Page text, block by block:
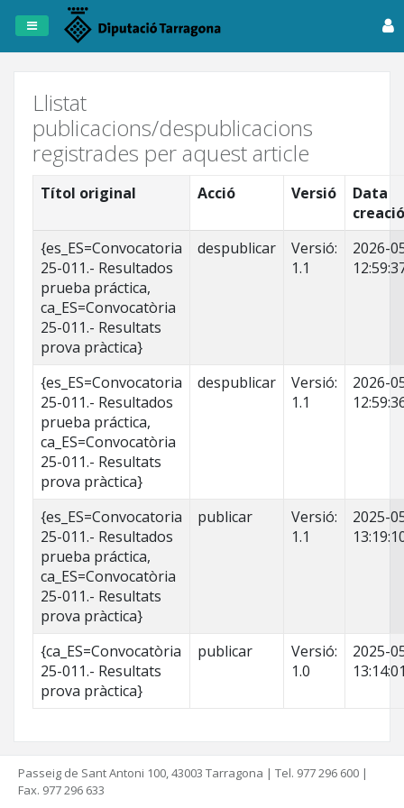
Registre
de
Dipta
Tots
els
registres
Llistat
publicacions/despublicacions
registrades per aquest article
Títol original Acció Versió
Data
creació
{es_ES=Convocatoria
25-011.- Resultados
prueba práctica,
ca_ES=Convocatòria
25-011.- Resultats
prova pràctica}
despublicar
Versió:
1.1
2026-
{es_ES=Convocatoria
25-011.- Resultados
prueba práctica,
ca_ES=Convocatòria
25-011.- Resultats
prova pràctica}
despublicar
Versió:
1.1
2026-
{es_ES=Convocatoria
25-011.- Resultados
prueba práctica,
ca_ES=Convocatòria
25-011.- Resultats
prova pràctica}
publicar
Versió:
1.1
2025-
{ca_ES=Convocatòria
25-011.- Resultats
prova pràctica}
publicar
Versió:
1.0
2025-
Passeig de Sant Antoni 100, 43003 Tarragona | Tel. 977 296 600 |
Fax. 977 296 633